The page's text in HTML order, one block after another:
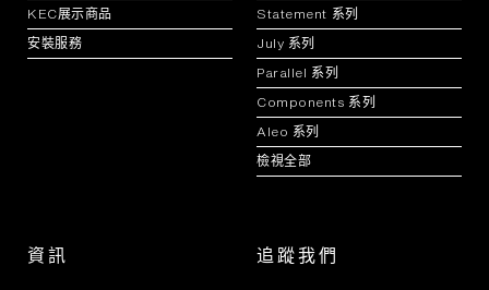
KEC展示商品
安裝服務
Statement 系列
July 系列
Parallel 系列
Components 系列
Aleo 系列
檢視全部
資訊 追蹤我們